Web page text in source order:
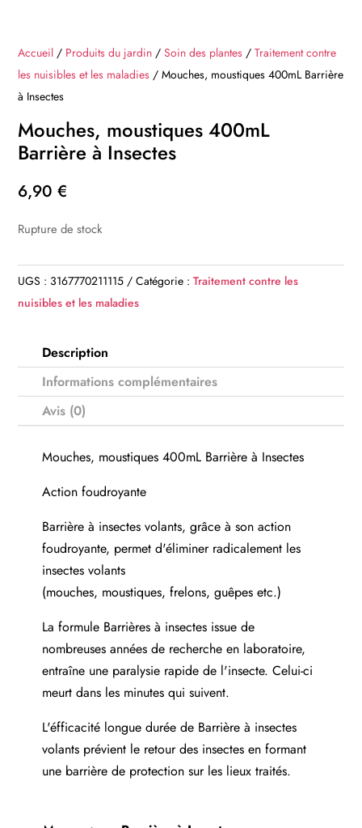
Accueil / Produits du jardin /Soin des plantes /Traitement contre
les nuisibles et les maladies / Mouches, moustiques 400mL Barrière
à Insectes
Mouches, moustiques 400mL
Barrière à Insectes
6,90€
Rupture de stock
UGS : 3167770211115 Catégorie :Traitement contre les
nuisibles et les maladies
Description
Informations complémentaires
Avis (0)
Mouches, moustiques 400mL Barrière à Insectes
Action foudroyante
Barrière à insectes volants, grâce à son action
foudroyante, permet d'éliminer radicalement les
insectes volants
(mouches, moustiques, frelons, guêpes etc.)
La formule Barrières à insectes issue de
nombreuses années de recherche en laboratoire,
entraîne une paralysie rapide de l'insecte. Celui-ci
meurt dans les minutes qui suivent.
L'éfficacité longue durée de Barrière à insectes
volants prévient le retour des insectes en formant
une barrière de protection sur les lieux traités.